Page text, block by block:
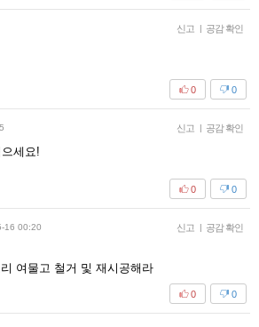
신고 공감 확인
0
0
신고 공감 확인
세요!
0
0
16 00:20 신고 공감 확인
여물고 철거 및 재시공해라
0
0